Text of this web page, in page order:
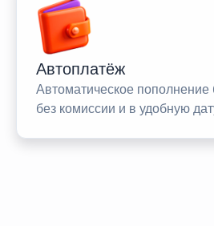
Автоплатёж
Автоматическое пополнение
без комиссии и в удобную